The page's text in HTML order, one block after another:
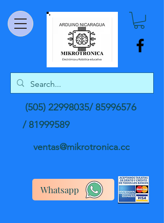
(505) 22998035/85996576
/81999589
ventas@mikrotronica.cc
Whatsapp